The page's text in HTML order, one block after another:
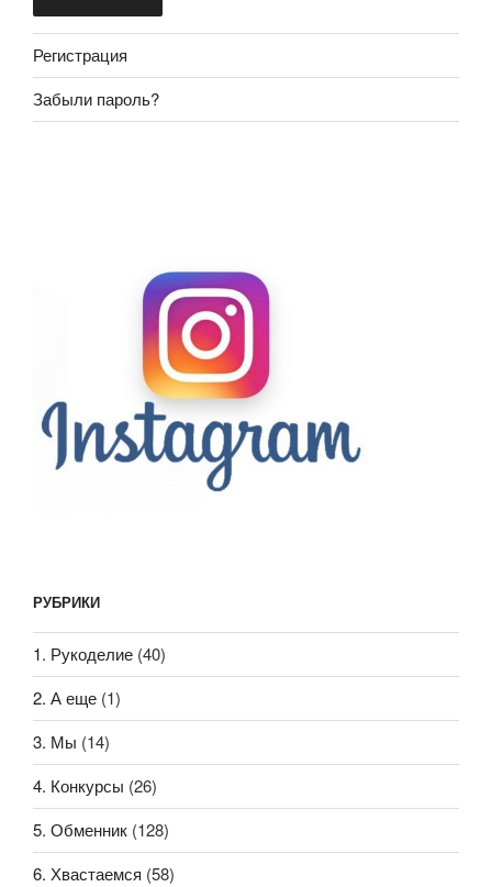
Регистрация
Забыли пароль?
РУБРИКИ
1. Рукоделие (40)
2. А еще (1)
3. Мы (14)
4. Конкурсы (26)
5. Обменник (128)
6. Хвастаемся (58)